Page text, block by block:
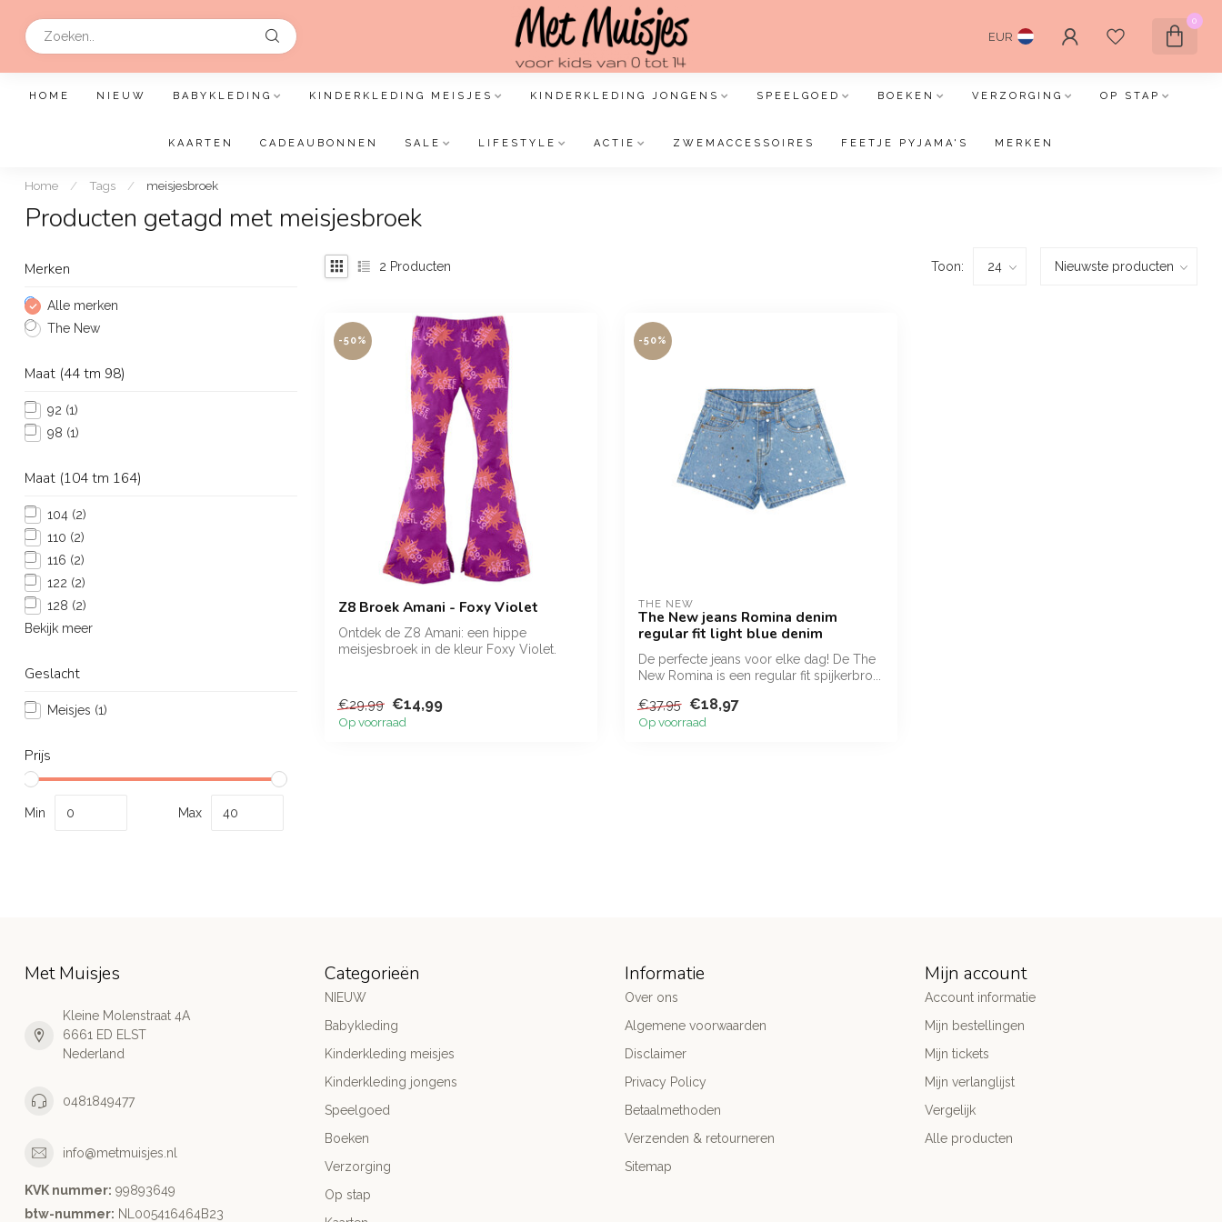
EUR
0
HOME NIEUW BABYKLEDING KINDERKLEDING MEISJES KINDERKLEDING JONGENS SPEELGOED BOEKEN VERZORGING OP STAP
KAARTEN CADEAUBONNEN SALE LIFESTYLE ACTIE ZWEMACCESSOIRES FEETJE PYJAMA'S MERKEN
Home / Tags / meisjesbroek
Producten getagd met meisjesbroek
Merken
Alle merken
The New
Maat (44 tm 98)
92 (1)
98 (1)
Maat (104 tm 164)
104 (2)
110 (2)
116 (2)
122 (2)
128 (2)
Bekijk meer
Geslacht
Meisjes (1)
Prijs
Min Max
2 Producten Toon:
-50%
Z8 Broek Amani - Foxy Violet
Ontdek de Z8 Amani: een hippe
meisjesbroek in de kleur Foxy Violet.
€29,99 €14,99
Op voorraad
-50%
THE NEW
The New jeans Romina denim
regular fit light blue denim
De perfecte jeans voor elke dag! De The
New Romina is een regular fit spijkerbro...
€37,95 €18,97
Op voorraad
Met Muisjes
Kleine Molenstraat 4A
6661 ED ELST
Nederland
0481849477
info@metmuisjes.nl
KVK nummer: 99893649
btw-nummer: NL005416464B23
Categorieën
NIEUW
Babykleding
Kinderkleding meisjes
Kinderkleding jongens
Speelgoed
Boeken
Verzorging
Op stap
Informatie
Over ons
Algemene voorwaarden
Disclaimer
Privacy Policy
Betaalmethoden
Verzenden & retourneren
Sitemap
Mijn account
Account informatie
Mijn bestellingen
Mijn tickets
Mijn verlanglijst
Vergelijk
Alle producten